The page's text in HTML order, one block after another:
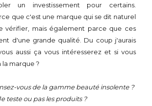
un investissement pour certains.
que c'est une marque qui se dit naturel
vérifier, mais également parce que ces
d'une grande qualité. Du coup j'aurais
aussi ça vous intéresserez et si vous
la marque ?
vous de la gamme beauté insolente ?
teste ou pas les produits ?